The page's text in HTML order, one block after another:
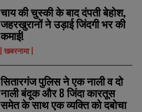
SUBMIT
SUBMIT
चाय की चुस्की के बाद दंपती बेहोश,
जहरखुरानों ने उड़ाई जिंदगी भर की
कमाई!
खबरनामा
सितारगंज पुलिस ने एक नाली व दो
नाली बंदूक और 8 जिंदा कारतूस
समेत के साथ एक व्यक्ति को दबोचा